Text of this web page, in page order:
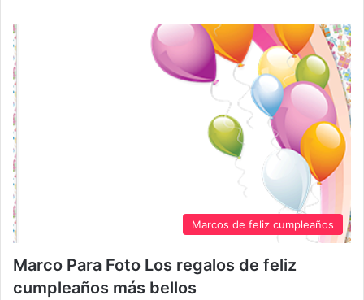
Marcos de feliz cumpleaños
Marco Para Foto Los regalos de feliz
cumpleaños más bellos